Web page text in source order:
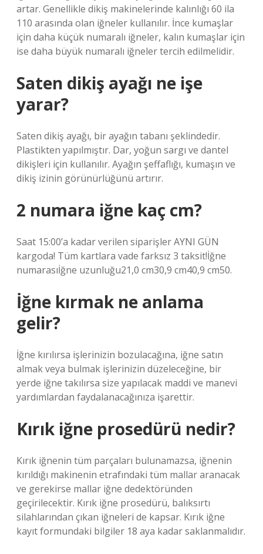
artar. Genellikle dikiş makinelerinde kalınlığı 60 ila
110 arasında olan iğneler kullanılır. İnce kumaşlar
için daha küçük numaralı iğneler, kalın kumaşlar için
ise daha büyük numaralı iğneler tercih edilmelidir.
Saten dikiş ayağı ne işe
yarar?
Saten dikiş ayağı, bir ayağın tabanı şeklindedir.
Plastikten yapılmıştır. Dar, yoğun sargı ve dantel
dikişleri için kullanılır. Ayağın şeffaflığı, kumaşın ve
dikiş izinin görünürlüğünü artırır.
2 numara iğne kaç cm?
Saat 15:00’a kadar verilen siparişler AYNI GÜN
kargoda! Tüm kartlara vade farksız 3 taksit!İğne
numarasıİğne uzunluğu21,0 cm30,9 cm40,9 cm50.
İğne kırmak ne anlama
gelir?
İğne kırılırsa işlerinizin bozulacağına, iğne satın
almak veya bulmak işlerinizin düzeleceğine, bir
yerde iğne takılırsa size yapılacak maddi ve manevi
yardımlardan faydalanacağınıza işarettir.
Kırık iğne prosedürü nedir?
Kırık iğnenin tüm parçaları bulunamazsa, iğnenin
kırıldığı makinenin etrafındaki tüm mallar aranacak
ve gerekirse mallar iğne dedektöründen
geçirilecektir. Kırık iğne prosedürü, balıksırtı
silahlarından çıkan iğneleri de kapsar. Kırık iğne
kayıt formundaki bilgiler 18 aya kadar saklanmalıdır.